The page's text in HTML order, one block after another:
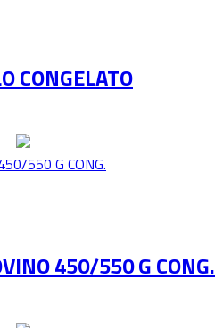
CONGELATO
450/550 G CONG.